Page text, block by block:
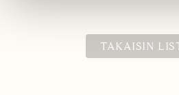
TAKAISIN